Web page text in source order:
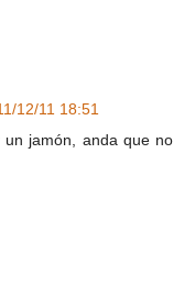
12/11 18:51
jamón, anda que no